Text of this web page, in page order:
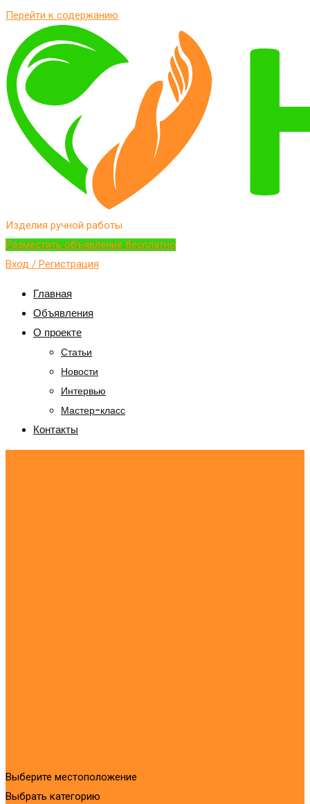
Перейти к содержанию
Изделия ручной работы
Разместить объявление бесплатно
Вход / Регистрация
Главная
Объявления
О проекте
Статьи
Новости
Интервью
Мастер-класс
Контакты
Выберите местоположение
Выбрать категорию